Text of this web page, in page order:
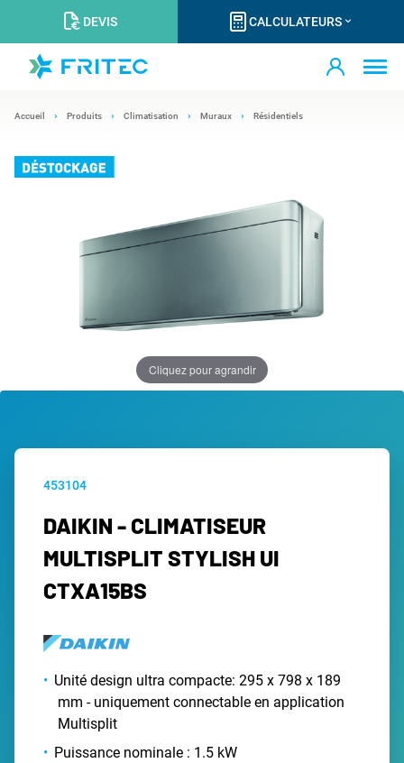
DEVIS CALCULATEURS
Accueil Produits Climatisation Muraux Résidentiels
Cliquez pour agrandir
453104
DAIKIN - CLIMATISEUR
MULTISPLIT STYLISH UI
CTXA15BS
Unité design ultra compacte: 295 x 798 x 189
mm - uniquement connectable en application
Multisplit
Puissance nominale : 1.5 kW